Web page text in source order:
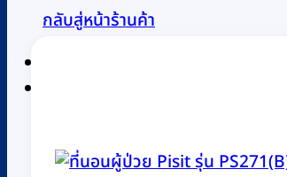
กลับสู่หน้าร้านค้า